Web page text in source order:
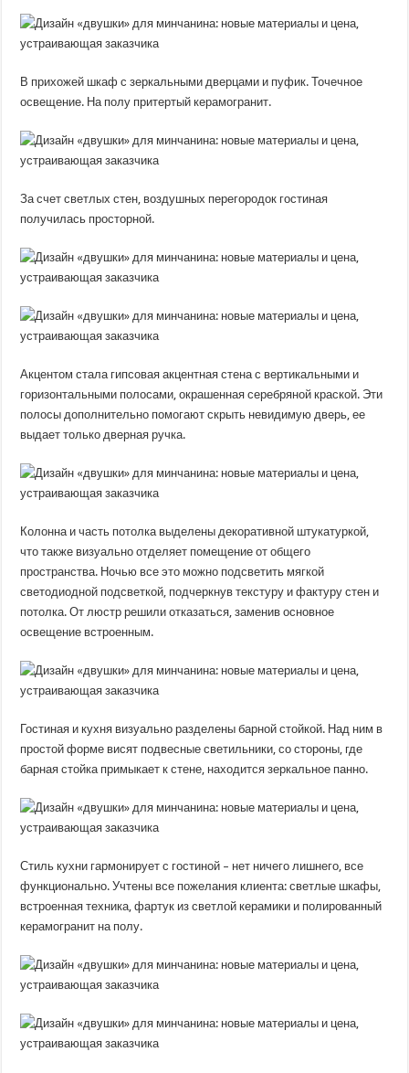
В прихожей шкаф с зеркальными дверцами и пуфик. Точечное
освещение. На полу притертый керамогранит.
За счет светлых стен, воздушных перегородок гостиная
получилась просторной.
Акцентом стала гипсовая акцентная стена с вертикальными и
горизонтальными полосами, окрашенная серебряной краской. Эти
полосы дополнительно помогают скрыть невидимую дверь, ее
выдает только дверная ручка.
Колонна и часть потолка выделены декоративной штукатуркой,
что также визуально отделяет помещение от общего
пространства. Ночью все это можно подсветить мягкой
светодиодной подсветкой, подчеркнув текстуру и фактуру стен и
потолка. От люстр решили отказаться, заменив основное
освещение встроенным.
Гостиная и кухня визуально разделены барной стойкой. Над ним в
простой форме висят подвесные светильники, со стороны, где
барная стойка примыкает к стене, находится зеркальное панно.
Стиль кухни гармонирует с гостиной – нет ничего лишнего, все
функционально. Учтены все пожелания клиента: светлые шкафы,
встроенная техника, фартук из светлой керамики и полированный
керамогранит на полу.